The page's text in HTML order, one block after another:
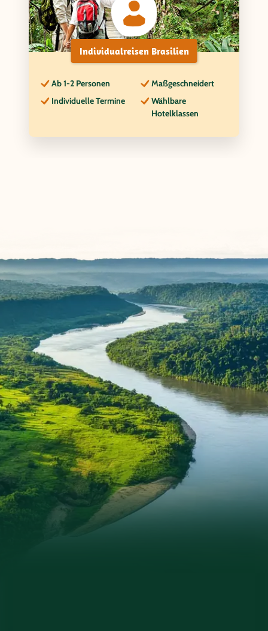
Individualreisen Brasilien
Ab 1-2 Personen
Maßgeschneidert
Individuelle Termine
Wählbare
Hotelklassen